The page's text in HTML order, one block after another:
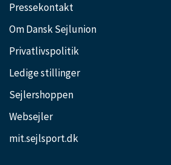
Pressekontakt
Om Dansk Sejlunion
Privatlivspolitik
Ledige stillinger
Sejlershoppen
Websejler
mit.sejlsport.dk